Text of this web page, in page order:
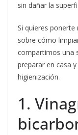
sin dañar la
Si quieres
sobre cómo
compartimos una
preparar en casa
higienización.
1.